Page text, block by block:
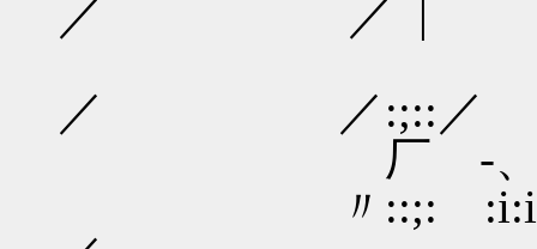
／ ／ |
／ ／:;::／
厂ゝ-、/`--乂
〃::;: :i:i/